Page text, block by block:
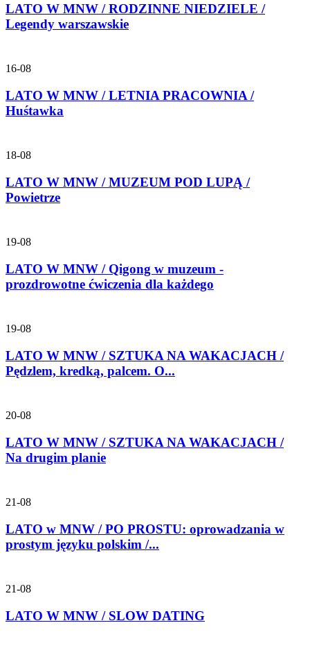
LATO W MNW / RODZINNE NIEDZIELE /
Legendy warszawskie
16-08
LATO W MNW / LETNIA PRACOWNIA /
Huśtawka
18-08
LATO W MNW / MUZEUM POD LUPĄ /
Powietrze
19-08
LATO W MNW / Qigong w muzeum -
prozdrowotne ćwiczenia dla każdego
19-08
LATO W MNW / SZTUKA NA WAKACJACH /
Pędzlem, kredką, palcem. O...
20-08
LATO W MNW / SZTUKA NA WAKACJACH /
Na drugim planie
21-08
LATO w MNW / PO PROSTU: oprowadzania w
prostym języku polskim /...
21-08
LATO W MNW / SLOW DATING